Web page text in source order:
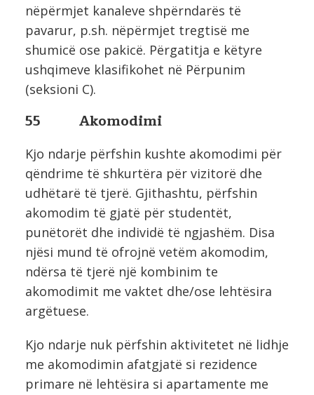
nëpërmjet kanaleve shpërndarës të
pavarur, p.sh. nëpërmjet tregtisë me
shumicë ose pakicë. Përgatitja e këtyre
ushqimeve klasifikohet në Përpunim
(seksioni C).
55 Akomodimi
Kjo ndarje përfshin kushte akomodimi për
qëndrime të shkurtëra për vizitorë dhe
udhëtarë të tjerë. Gjithashtu, përfshin
akomodim të gjatë për studentët,
punëtorët dhe individë të ngjashëm. Disa
njësi mund të ofrojnë vetëm akomodim,
ndërsa të tjerë një kombinim te
akomodimit me vaktet dhe/ose lehtësira
argëtuese.
Kjo ndarje nuk përfshin aktivitetet në lidhje
me akomodimin afatgjatë si rezidence
primare në lehtësira si apartamente me